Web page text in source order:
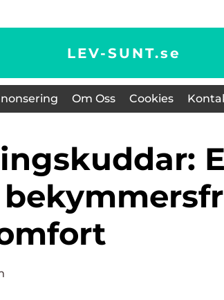
LEV-SUNT.se
Om Oss Cookies